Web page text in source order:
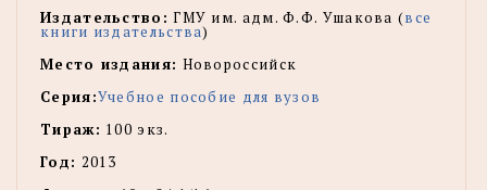
Издательство: ГМУ им. адм. Ф.Ф. Ушакова (все
книги издательства)
Место издания: Новороссийск
Серия:Учебное пособие для вузов
Тираж: 100 экз.
Год: 2013